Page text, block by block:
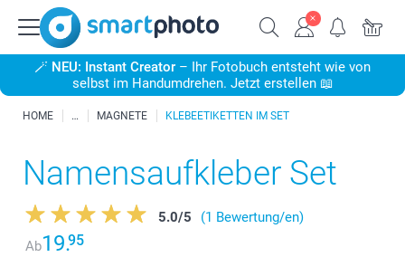
🪄 NEU: Instant Creator – Ihr Fotobuch entsteht wie von
selbst im Handumdrehen. Jetzt erstellen 📖
HOME MAGNETE KLEBEETIKETTEN IM SET
Namensaufkleber Set
5.0/5
(1 Bewertung/en)
Ab19.95